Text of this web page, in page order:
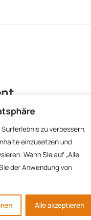
zu verbessern,
einzusetzen und
Wenn Sie auf „Alle
der Anwendung von
Alle akzeptieren
um einen